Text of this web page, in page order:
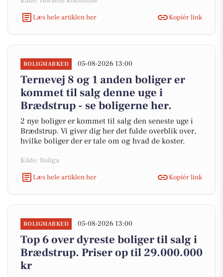
Læs hele artiklen her
Kopiér link
BOLIGMARKED 05-08-2026 13:00
Ternevej 8 og 1 anden boliger er
kommet til salg denne uge i
Brædstrup - se boligerne her.
2 nye boliger er kommet til salg den seneste uge i
Brædstrup. Vi giver dig her det fulde overblik over,
hvilke boliger der er tale om og hvad de koster.
Kilde: Boliga
Læs hele artiklen her
Kopiér link
BOLIGMARKED 05-08-2026 13:00
Top 6 over dyreste boliger til salg i
Brædstrup. Priser op til 29.000.000
kr